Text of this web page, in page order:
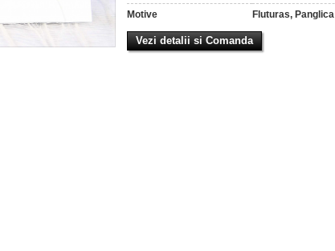
Motive
Fluturas, Panglica
Vezi detalii si Comanda